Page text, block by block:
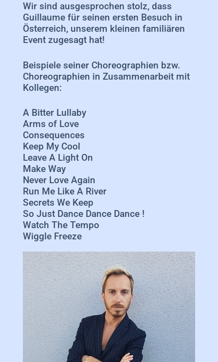
Wir sind ausgesprochen stolz, dass
Guillaume für seinen ersten Besuch in
Österreich, unserem kleinen familiären
Event zugesagt hat!
Beispiele seiner Choreographien bzw.
Choreographien in Zusammenarbeit mit
Kollegen:
A Bitter Lullaby
Arms of Love
Consequences
Keep My Cool
Leave A Light On
Make Way
Never Love Again
Run Me Like A River
Secrets We Keep
So Just Dance Dance Dance !
Watch The Tempo
Wiggle Freeze